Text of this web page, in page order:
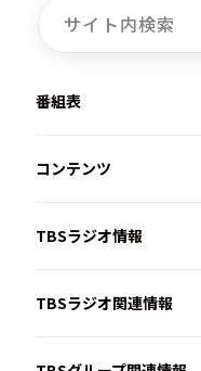
番組表
コンテンツ
TBSラジオ情報
TBSラジオ関連情報